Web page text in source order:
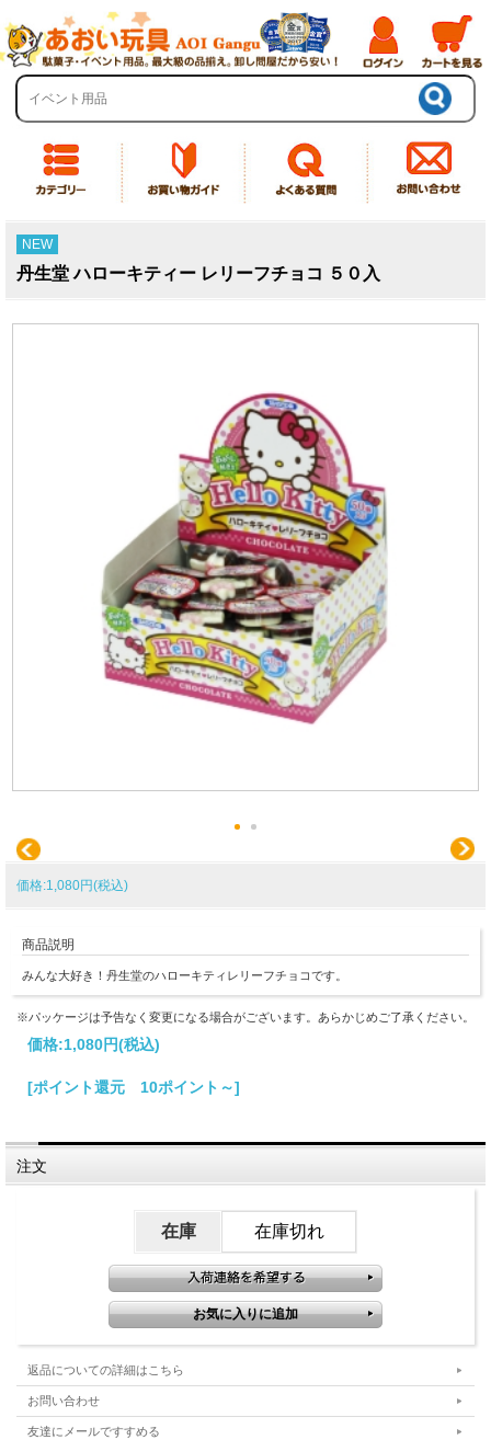
NEW
丹生堂 ハローキティー レリーフチョコ ５０入
価格:1,080円(税込)
商品説明
みんな大好き！丹生堂のハローキティレリーフチョコです。
※パッケージは予告なく変更になる場合がございます。あらかじめご了承ください。
価格:1,080円(税込)
[ポイント還元 10ポイント～]
注文
在庫 在庫切れ
返品についての詳細はこちら
お問い合わせ
友達にメールですすめる